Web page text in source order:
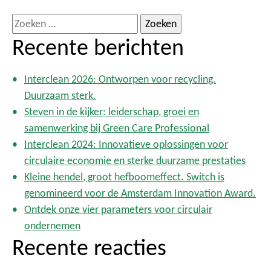
Z
o
e
Recente berichten
Interclean 2026: Ontworpen voor recycling.
Duurzaam sterk.
Steven in de kijker: leiderschap, groei en
samenwerking bij Green Care Professional
Interclean 2024: Innovatieve oplossingen voor
circulaire economie en sterke duurzame prestaties
Kleine hendel, groot hefboomeffect. Switch is
genomineerd voor de Amsterdam Innovation Award.
Ontdek onze vier parameters voor circulair
ondernemen
Recente reacties